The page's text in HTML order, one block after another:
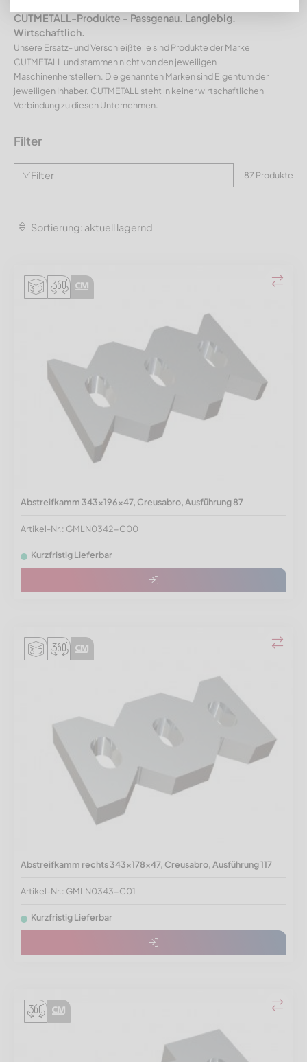
CUTMETALL-Produkte - Passgenau. Langlebig.
Wirtschaftlich.
Unsere Ersatz- und Verschleißteile sind Produkte der Marke
CUTMETALL und stammen nicht von den jeweiligen
Maschinenherstellern. Die genannten Marken sind Eigentum der
jeweiligen Inhaber. CUTMETALL steht in keiner wirtschaftlichen
Verbindung zu diesen Unternehmen.
Filter
Filter 87 Produkte
Sortierung: aktuell lagernd
Abstreifkamm 343x196x47, Creusabro, Ausführung 87
Artikel-Nr.: GMLN0342-C00
Kurzfristig Lieferbar
Abstreifkamm rechts 343x178x47, Creusabro, Ausführung 117
Artikel-Nr.: GMLN0343-C01
Kurzfristig Lieferbar